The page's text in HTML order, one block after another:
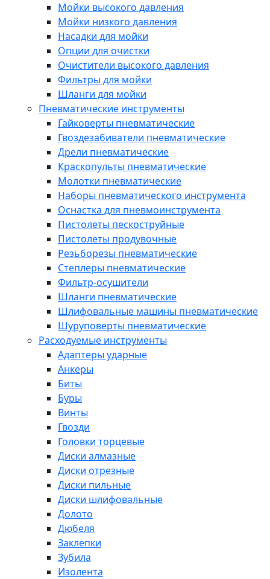
Мойки высокого давления
Мойки низкого давления
Насадки для мойки
Опции для очистки
Очистители высокого давления
Фильтры для мойки
Шланги для мойки
Пневматические инструменты
Гайковерты пневматические
Гвоздезабиватели пневматические
Дрели пневматические
Краскопульты пневматические
Молотки пневматические
Наборы пневматического инструмента
Оснастка для пневмоинструмента
Пистолеты пескоструйные
Пистолеты продувочные
Резьборезы пневматические
Степлеры пневматические
Фильтр-осушители
Шланги пневматические
Шлифовальные машины пневматические
Шуруповерты пневматические
Расходуемые инструменты
Адаптеры ударные
Анкеры
Биты
Буры
Винты
Гвозди
Головки торцевые
Диски алмазные
Диски отрезные
Диски пильные
Диски шлифовальные
Долото
Дюбеля
Заклепки
Зубила
Изолента